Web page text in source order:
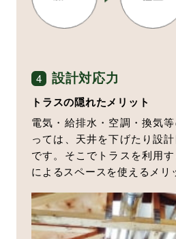
4 設計対応力
トラスの隠れたメリット
電気・給排水・空調・換気
っては、天井を下げたり設
です。そこでトラスを利用
によるスペースを使えるメリ